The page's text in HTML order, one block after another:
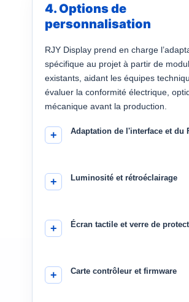
4. Options de
personnalisation
RJY Display prend en charge
spécifique au projet à partir de
existants, aidant les équipes
évaluer la conformité électrique,
mécanique avant la production.
Adaptation de l'interface et du
Luminosité et rétroéclairage
Écran tactile et verre de
Carte contrôleur et firmware